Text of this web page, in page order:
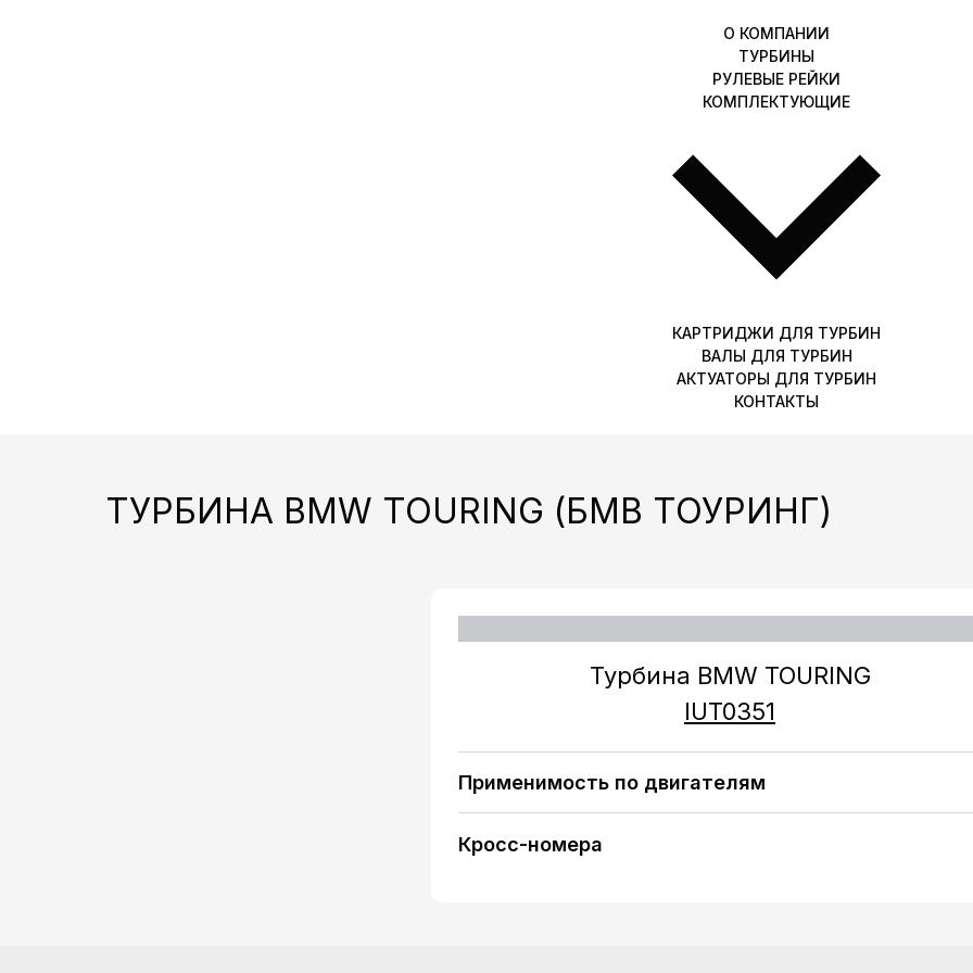
О КОМПАНИИ
ТУРБИНЫ
РУЛЕВЫЕ РЕЙКИ
КОМПЛЕКТУЮЩИЕ
КАРТРИДЖИ ДЛЯ ТУРБИН
ВАЛЫ ДЛЯ ТУРБИН
АКТУАТОРЫ ДЛЯ ТУРБИН
КОНТАКТЫ
ТУРБИНА BMW TOURING (БМВ ТОУРИНГ)
Турбина BMW TOURING
IUT0351
Применимость по двигателям
BMW Touring (E61) 530 d (2993 ccm / 6 Zyl. / [M57 D30
(306D2)]) 218 H/P (2004)
Кросс-номера